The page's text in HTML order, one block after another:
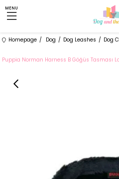
MENU
Homepage Dog Dog Leashes Dog
Puppia Norman Harness B Göğüs Tasması